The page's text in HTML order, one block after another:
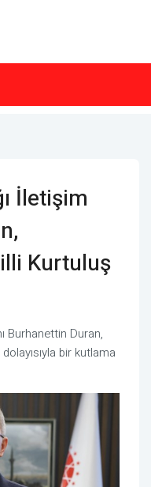
İletişim
Kurtuluş
Burhanettin Duran,
bir kutlama